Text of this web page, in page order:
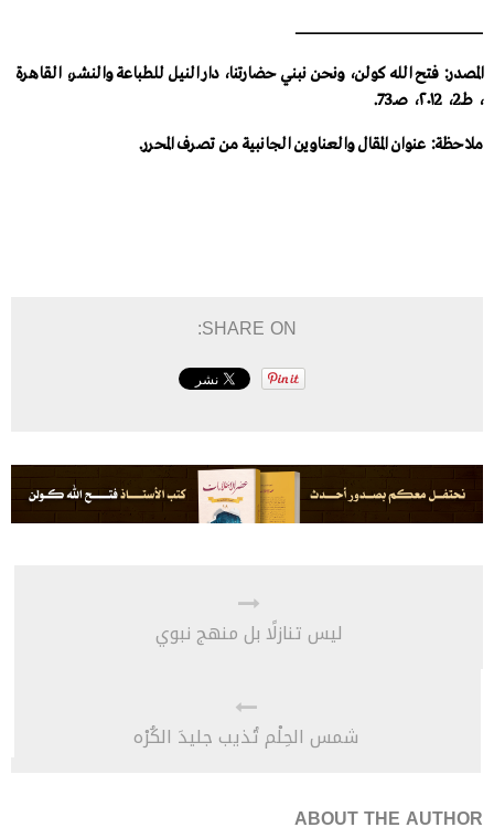
ــــــــــــــــــــــــــــــــــــــــــــــــــــــــــــــــــــــــــــــــــــــــــــــــــــــــــــــــــــــــــــــــــــــــــــــــــــــــــــــــــــــــــ
المصدر: فتح الله كولن، ونحن نبني حضارتنا، دار النيل للطباعة والنشر، القاهرة
، طـ2، ٢٠١2، صـ73.
ملاحظة: عنوان المقال والعناوين الجانبية من تصرف المحرر.
SHARE ON:
ليس تنازلًا بل منهج نبوي
شمس الحِلْم تُذيب جليدَ الكُرْه
ABOUT THE AUTHOR